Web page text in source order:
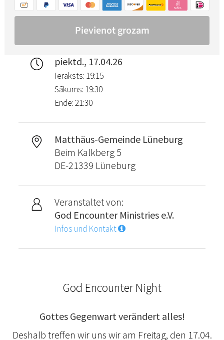
piektd., 17.04.26
Ieraksts: 19:15
Sākums: 19:30
Ende: 21:30
Matthäus-Gemeinde Lüneburg
Beim Kalkberg 5
DE-21339 Lüneburg
Veranstaltet von:
God Encounter Ministries e.V.
Infos und Kontakt
God Encounter Night
Gottes Gegenwart verändert alles!
Deshalb treffen wir uns wir am Freitag, den 17.04.